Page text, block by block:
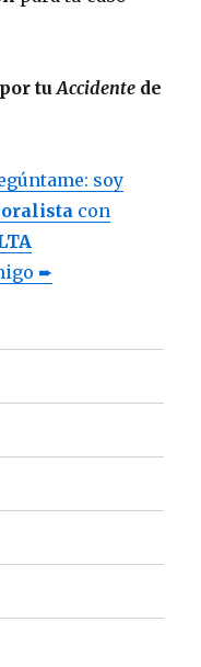
tuAccidente de
soy
con
➨